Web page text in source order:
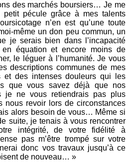
des marchés boursiers… Je me
pécule grâce à mes talents
n’en est qu’une toute
même un don peu commun, un
je serais bien dans l’incapacité
en équation et encore moins de
le léguer à l’humanité. Je vous
descriptions communes de mes
et des intenses douleurs qui les
que vous savez déjà que nos
je ne vous retiendrais pas plus
nous revoir lors de circonstances
alors besoin de vous… Même si
suite, je tenais à vous rencontrer
intégrité, de votre fidélité à
pas m’être trompé sur votre
donc vos travaux jusqu’à ce
de nouveau… »